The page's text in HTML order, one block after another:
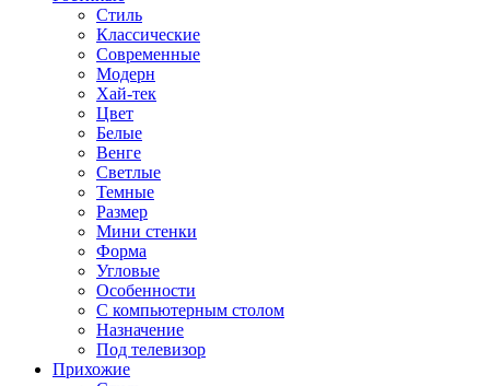
Стиль
Классические
Современные
Модерн
Хай-тек
Цвет
Белые
Венге
Светлые
Темные
Размер
Мини стенки
Форма
Угловые
Особенности
С компьютерным столом
Назначение
Под телевизор
Прихожие